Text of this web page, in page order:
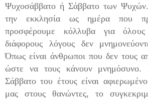
Ψυχοσάββατο ή Σάββατο των
την εκκλησία ως ημέρα που
προσφέρουμε κόλλυβα για
διάφορους λόγους δεν
Όπως είναι άνθρωποι που δεν τους
ώστε να τους κάνουν
Σάββατο του έτους είναι
μας στους θανώντες, το